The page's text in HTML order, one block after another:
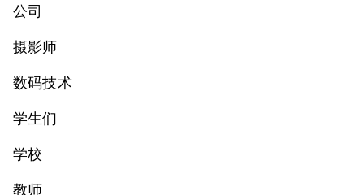
公司
摄影师
数码技术
学生们
学校
教师